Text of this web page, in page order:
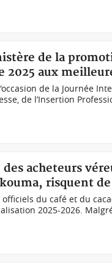
de la
aux
de la Journée
de l’Insertion
acheteurs
risquent
du café et du
2025-2026.